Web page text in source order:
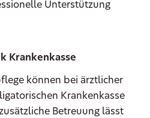
Unterstützung
Krankenkasse
können bei ärztlicher
Krankenkasse
Betreuung lässt